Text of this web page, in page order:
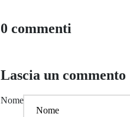
0 commenti
Lascia un commento
Nome